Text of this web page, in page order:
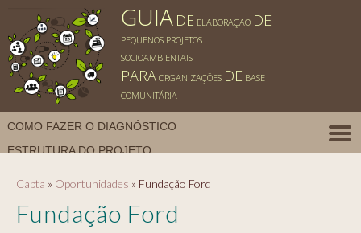
GUIA DE ELABORAÇÃO DE
PEQUENOS PROJETOS
SOCIOAMBIENTAIS
PARA ORGANIZAÇÕES DE BASE
COMUNITÁRIA
COMO FAZER O DIAGNÓSTICO
ESTRUTURA DO PROJETO
POLÍTICA DE PRIVACIDADE
Capta » Oportunidades » Fundação Ford
Fundação Ford